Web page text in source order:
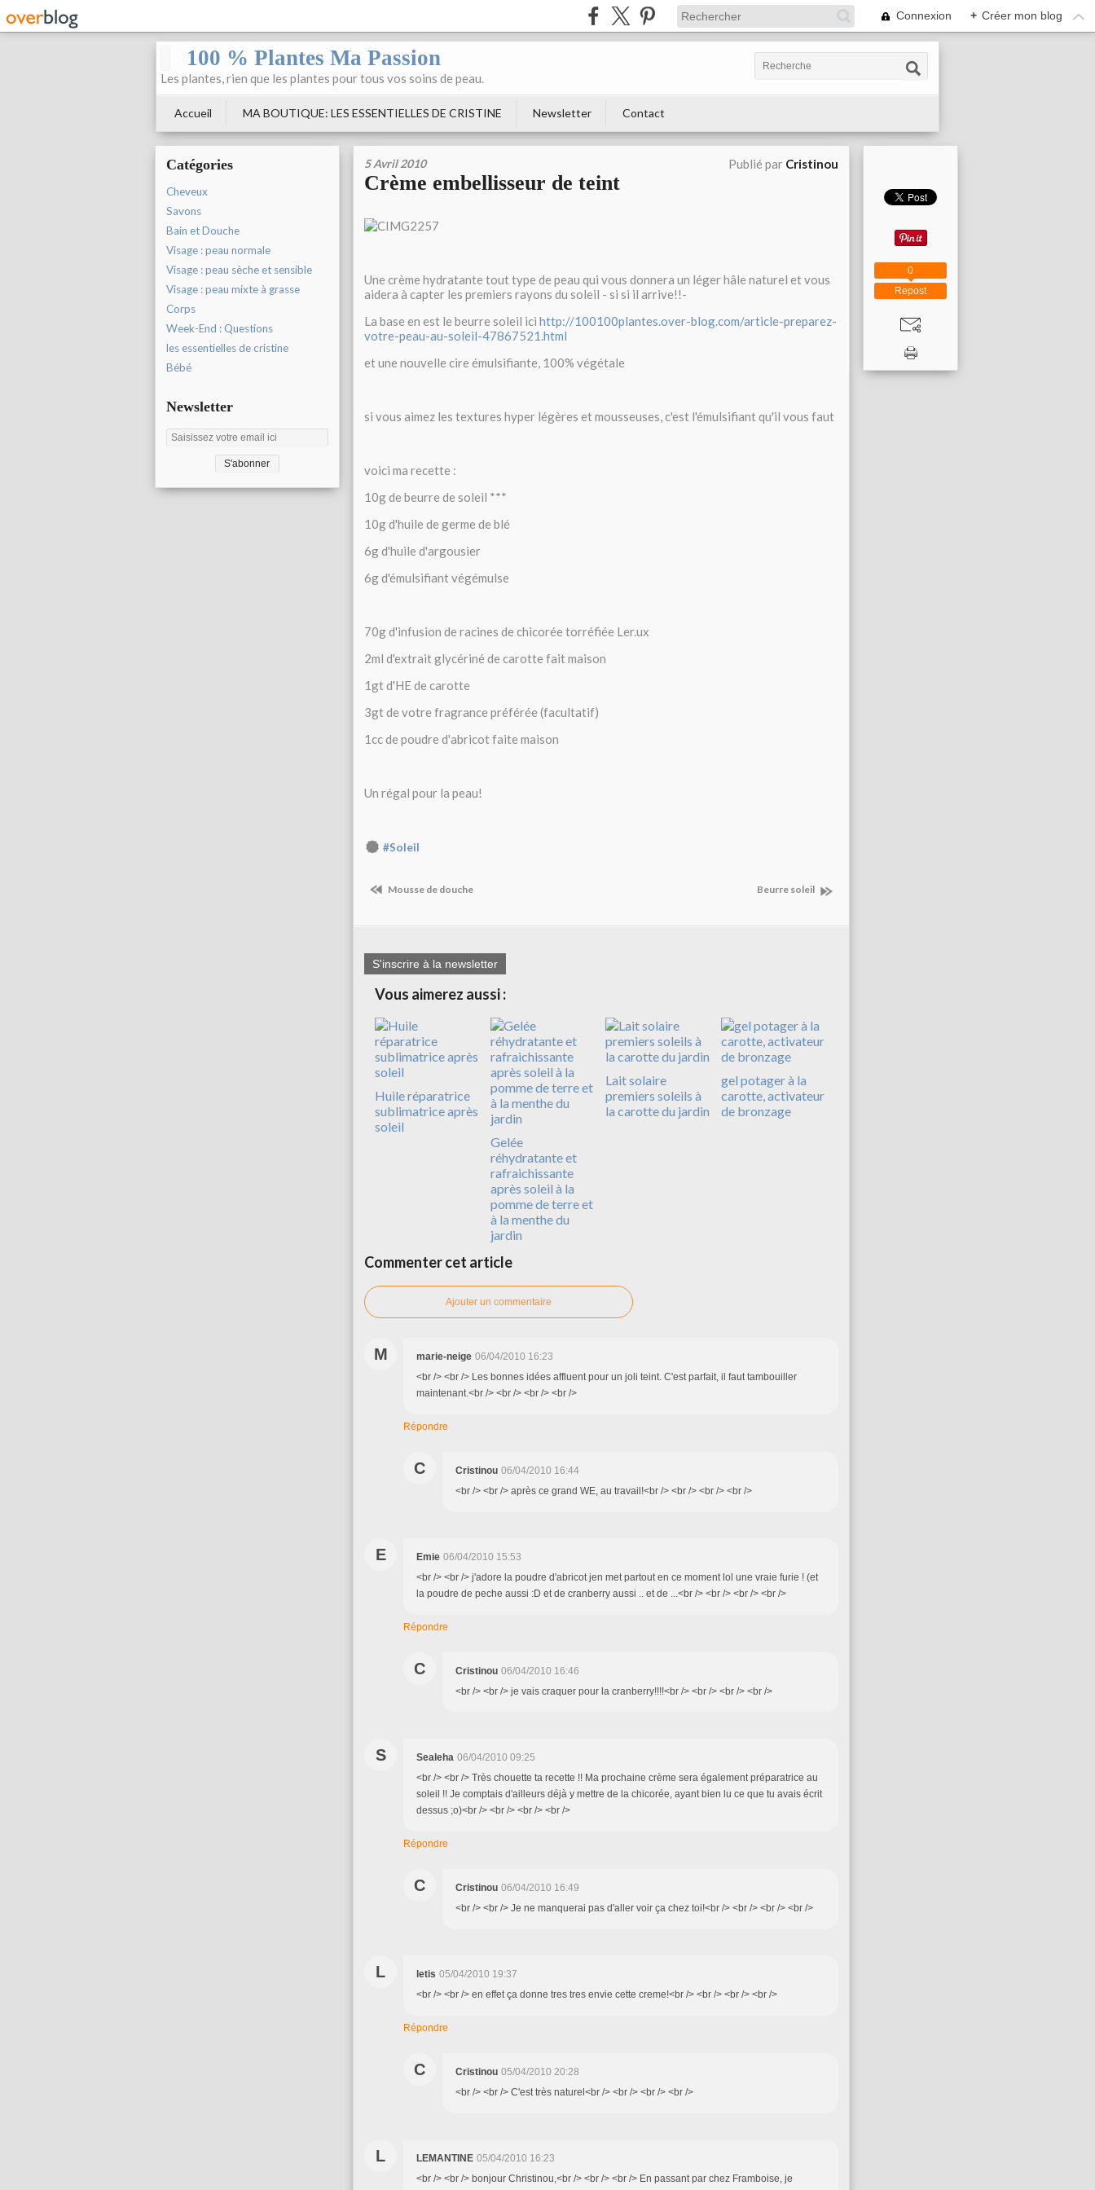
Connexion + Créer mon blog
100 % Plantes Ma Passion
Les plantes, rien que les plantes pour tous vos soins de peau.
Accueil MA BOUTIQUE: LES ESSENTIELLES DE CRISTINE Newsletter Contact
Catégories
Cheveux
Savons
Bain et Douche
Visage : peau normale
Visage : peau sèche et sensible
Visage : peau mixte à grasse
Corps
Week-End : Questions
les essentielles de cristine
Bébé
Newsletter
5 Avril 2010 Publié par Cristinou
Crème embellisseur de teint
Une crème hydratante tout type de peau qui vous donnera un léger hâle naturel et vous
aidera à capter les premiers rayons du soleil - si si il arrive!!-
La base en est le beurre soleil ici http://100100plantes.over-blog.com/article-preparez-
votre-peau-au-soleil-47867521.html
et une nouvelle cire émulsifiante, 100% végétale
si vous aimez les textures hyper légères et mousseuses, c'est l'émulsifiant qu'il vous faut
voici ma recette :
10g de beurre de soleil ***
10g d'huile de germe de blé
6g d'huile d'argousier
6g d'émulsifiant végémulse
70g d'infusion de racines de chicorée torréfiée Ler.ux
2ml d'extrait glycériné de carotte fait maison
1gt d'HE de carotte
3gt de votre fragrance préférée (facultatif)
1cc de poudre d'abricot faite maison
Un régal pour la peau!
#Soleil
Mousse de douche Beurre soleil
S'inscrire à la newsletter
Vous aimerez aussi :
Huile réparatrice
sublimatrice après
soleil
Gelée
réhydratante et
rafraichissante
après soleil à la
pomme de terre et
à la menthe du
jardin
Lait solaire
premiers soleils à
la carotte du jardin
gel potager à la
carotte, activateur
de bronzage
Commenter cet article
Ajouter un commentaire
M marie-neige 06/04/2010 16:23
<br /> <br /> Les bonnes idées affluent pour un joli teint. C'est parfait, il faut tambouiller
maintenant.<br /> <br /> <br /> <br />
Répondre
C Cristinou 06/04/2010 16:44
<br /> <br /> après ce grand WE, au travail!<br /> <br /> <br /> <br />
E Emie 06/04/2010 15:53
<br /> <br /> j'adore la poudre d'abricot jen met partout en ce moment lol une vraie furie ! (et
la poudre de peche aussi :D et de cranberry aussi .. et de ...<br /> <br /> <br /> <br />
Répondre
C Cristinou 06/04/2010 16:46
<br /> <br /> je vais craquer pour la cranberry!!!!<br /> <br /> <br /> <br />
S Sealeha 06/04/2010 09:25
<br /> <br /> Très chouette ta recette !! Ma prochaine crème sera également préparatrice au
soleil !! Je comptais d'ailleurs déjà y mettre de la chicorée, ayant bien lu ce que tu avais écrit
dessus ;o)<br /> <br /> <br /> <br />
Répondre
C Cristinou 06/04/2010 16:49
<br /> <br /> Je ne manquerai pas d'aller voir ça chez toi!<br /> <br /> <br /> <br />
L letis 05/04/2010 19:37
<br /> <br /> en effet ça donne tres tres envie cette creme!<br /> <br /> <br /> <br />
Répondre
C Cristinou 05/04/2010 20:28
<br /> <br /> C'est très naturel<br /> <br /> <br /> <br />
L LEMANTINE 05/04/2010 16:23
<br /> <br /> bonjour Christinou,<br /> <br /> <br /> En passant par chez Framboise, je
Repost
0